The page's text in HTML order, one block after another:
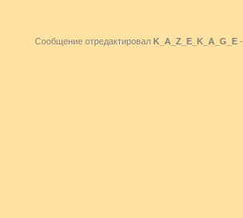
Сообщение отредактировал K_A_Z_E_K_A_G_E-